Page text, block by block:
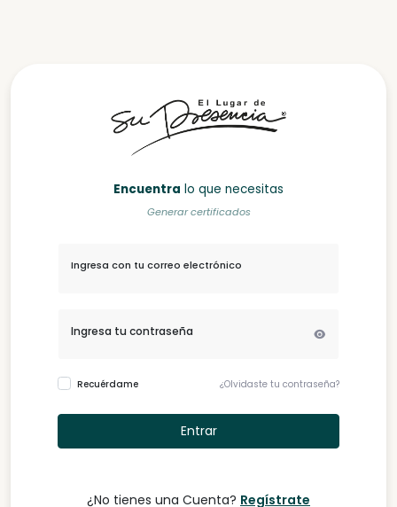
Encuentra lo que necesitas
Generar certificados
Ingresa con tu correo electrónico
Ingresa tu contraseña
Recuérdame ¿Olvidaste tu contraseña?
¿No tienes una Cuenta? Regístrate